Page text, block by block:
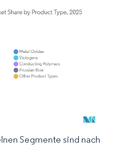
erfordert Namensnennung
Segmente sind nach